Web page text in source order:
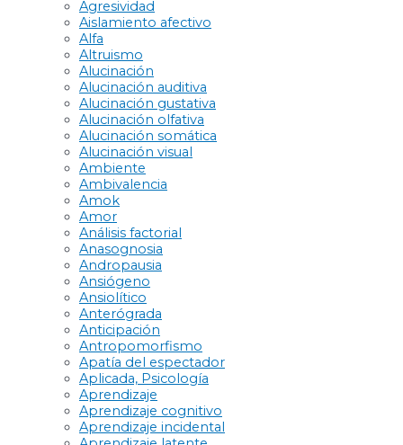
Agresividad
Aislamiento afectivo
Alfa
Altruismo
Alucinación
Alucinación auditiva
Alucinación gustativa
Alucinación olfativa
Alucinación somática
Alucinación visual
Ambiente
Ambivalencia
Amok
Amor
Análisis factorial
Anasognosia
Andropausia
Ansiógeno
Ansiolítico
Anterógrada
Anticipación
Antropomorfismo
Apatía del espectador
Aplicada, Psicología
Aprendizaje
Aprendizaje cognitivo
Aprendizaje incidental